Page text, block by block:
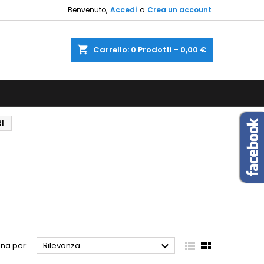
Benvenuto, Accedi o Crea un account
shopping_cart Carrello: 0 Prodotti - 0,00 €
per: Rilevanza   